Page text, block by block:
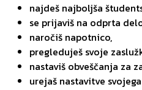
najdeš najboljša
se prijaviš na odprta
naročiš napotnico,
pregleduješ svoje
nastaviš obveščanja za
urejaš nastavitve